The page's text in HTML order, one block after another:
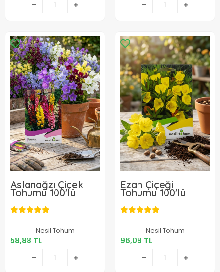
Aslanağzı Çiçek
Tohumu 100'lü
Nesil Tohum
58,88 TL
58,88 TL
Sepete Ekle
Ezan Çiçeği
Tohumu 100'lü
Nesil Tohum
96,08 TL
96,08 TL
Sepete Ekle